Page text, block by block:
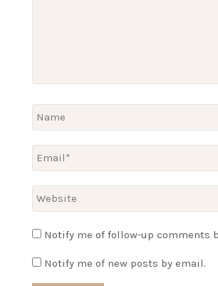
Notify me of follow-up comments
Notify me of new posts by email.